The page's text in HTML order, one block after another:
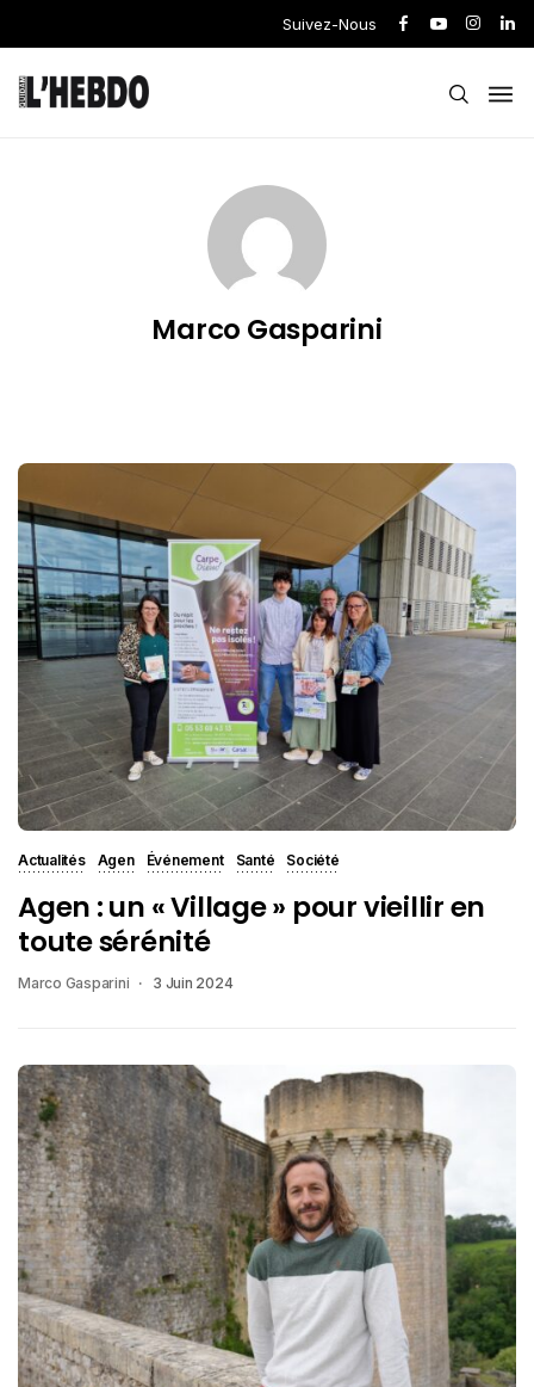
Suivez-Nous
Marco Gasparini
Actualités Agen Événement Santé Société
Agen : un « Village » pour vieillir en
toute sérénité
Marco Gasparini 3 Juin 2024